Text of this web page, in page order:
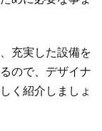
充実した設備を
ので、デザイナ
く紹介しましょ